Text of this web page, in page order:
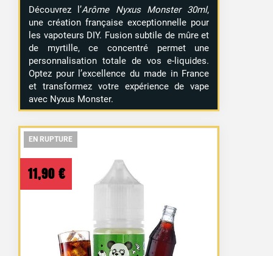
Découvrez l’Arôme Nyxus Monster 30ml,
une création française exceptionnelle pour
les vapoteurs DIY. Fusion subtile de mûre et
de myrtille, ce concentré permet une
personnalisation totale de vos e-liquides.
Optez pour l’excellence du made in France
et transformez votre expérience de vape
avec Nyxus Monster.
EN RUPTURE
EN RUPTURE
11,90 €
EN RUPTURE